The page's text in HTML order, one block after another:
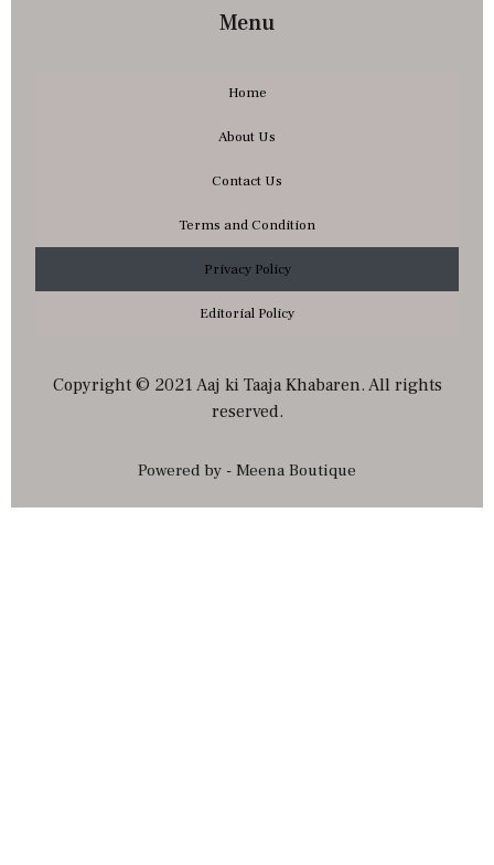
Menu
Home
About Us
Contact Us
Terms and Condition
Privacy Policy
Editorial Policy
Copyright © 2021 Aaj ki Taaja Khabaren. All rights
reserved.
Powered by - Meena Boutique